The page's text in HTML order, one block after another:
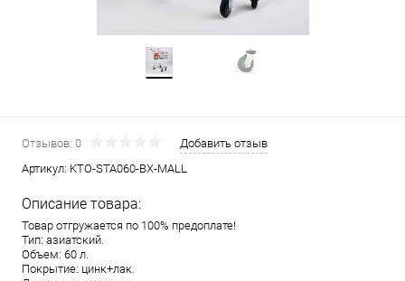
Отзывов: 0
Добавить отзыв
Артикул: KTO-STA060-BX-MALL
Описание товара:
Товар отгружается по 100% предоплате!
Тип: азиатский.
Объем: 60 л.
Покрытие: цинк+лак.